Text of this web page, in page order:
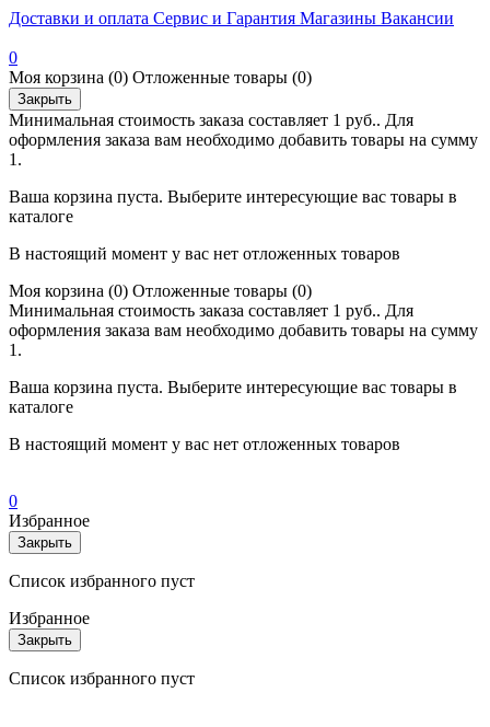
Доставки и оплата Сервис и Гарантия Магазины Вакансии
0
Моя корзина (0) Отложенные товары (0)
Закрыть
Минимальная стоимость заказа составляет 1 руб.. Для
оформления заказа вам необходимо добавить товары на сумму
1.
Ваша корзина пуста. Выберите интересующие вас товары в
каталоге
В настоящий момент у вас нет отложенных товаров
Моя корзина (0) Отложенные товары (0)
Минимальная стоимость заказа составляет 1 руб.. Для
оформления заказа вам необходимо добавить товары на сумму
1.
Ваша корзина пуста. Выберите интересующие вас товары в
каталоге
В настоящий момент у вас нет отложенных товаров
0
Избранное
Закрыть
Список избранного пуст
Избранное
Закрыть
Список избранного пуст